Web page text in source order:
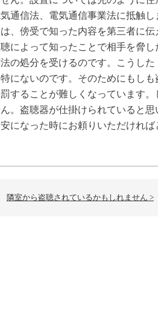
通信法、電気通信事業法に抵触し
、傍受で知った内容を第三者に伝
によって知ったことで相手を脅し
の処分を受けるのです。こうした
にないのです。そのためにもしも
することが難しくなっています。
。盗聴器が仕掛けられていると思
になった時にお頼りいただければ
隣室から盗聴されているかもしれません >